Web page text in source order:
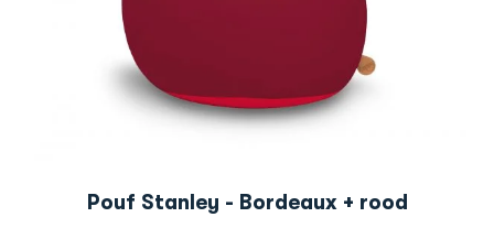
Pouf Stanley - Bordeaux + rood